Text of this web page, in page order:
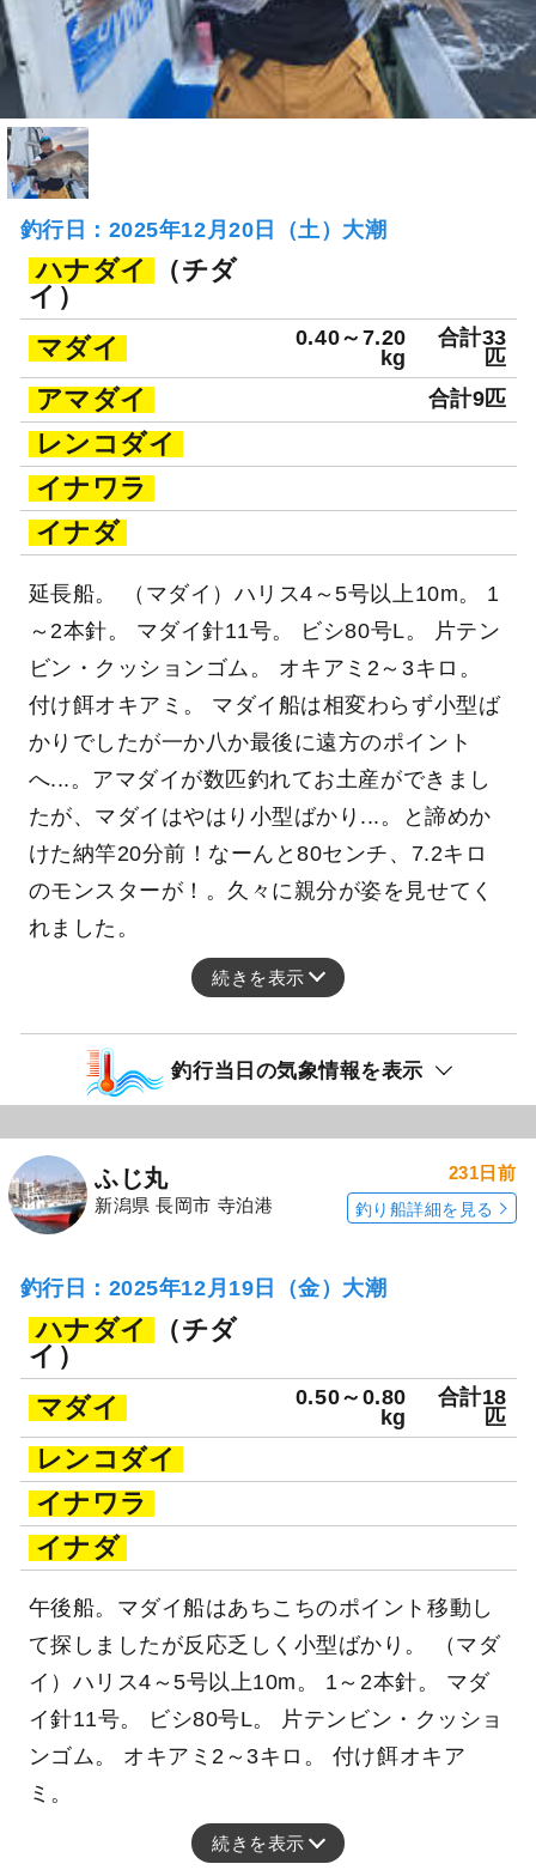
釣行日：2025年12月20日（土）大潮
ハナダイ
（チダ
イ）
マダイ
0.40～7.20
kg
合計33
匹
アマダイ 合計9匹
レンコダイ
イナワラ
イナダ
延長船。 （マダイ）ハリス4～5号以上10m。 1
～2本針。 マダイ針11号。 ビシ80号L。 片テン
ビン・クッションゴム。 オキアミ2～3キロ。
付け餌オキアミ。 マダイ船は相変わらず小型ば
かりでしたが一か八か最後に遠方のポイント
へ...。アマダイが数匹釣れてお土産ができまし
たが、マダイはやはり小型ばかり...。と諦めか
けた納竿20分前！なーんと80センチ、7.2キロ
のモンスターが！。久々に親分が姿を見せてく
れました。
続きを表示
釣行当日の気象情報を表示
ふじ丸
新潟県 長岡市 寺泊港
231日前
釣り船詳細を見る
釣行日：2025年12月19日（金）大潮
ハナダイ
（チダ
イ）
マダイ
0.50～0.80
kg
合計18
匹
レンコダイ
イナワラ
イナダ
午後船。マダイ船はあちこちのポイント移動し
て探しましたが反応乏しく小型ばかり。 （マダ
イ）ハリス4～5号以上10m。 1～2本針。 マダ
イ針11号。 ビシ80号L。 片テンビン・クッショ
ンゴム。 オキアミ2～3キロ。 付け餌オキア
ミ。
続きを表示